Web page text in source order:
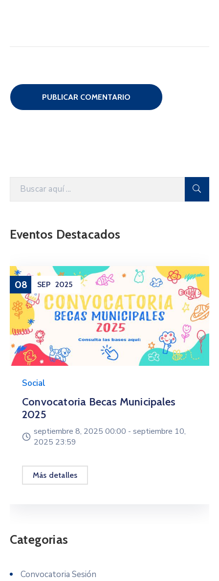
Eventos Destacados
08 SEP 2025
Social
Convocatoria Becas Municipales
2025
septiembre 8, 2025 00:00 - septiembre 10,
2025 23:59
Más detalles
Categorias
Convocatoria Sesión